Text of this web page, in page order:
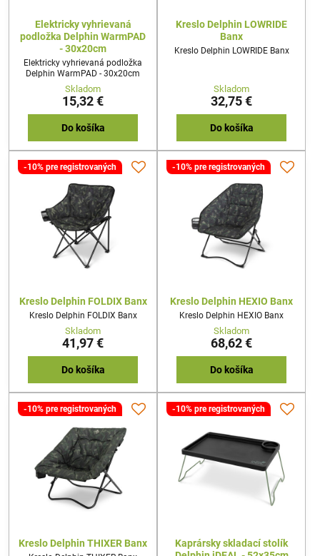
Elektricky vyhrievaná
podložka Delphin WarmPAD
- 30x20cm
Elektricky vyhrievaná podložka
Delphin WarmPAD - 30x20cm
Skladom
15,32 €
Do košíka
Kreslo Delphin LOWRIDE
Banx
Kreslo Delphin LOWRIDE Banx
Skladom
32,75 €
Do košíka
-10% pre registrovaných
Kreslo Delphin FOLDIX Banx
Kreslo Delphin FOLDIX Banx
Skladom
41,97 €
Do košíka
-10% pre registrovaných
Kreslo Delphin HEXIO Banx
Kreslo Delphin HEXIO Banx
Skladom
68,62 €
Do košíka
-10% pre registrovaných
Kreslo Delphin THIXER Banx
-10% pre registrovaných
Kaprársky skladací stolík